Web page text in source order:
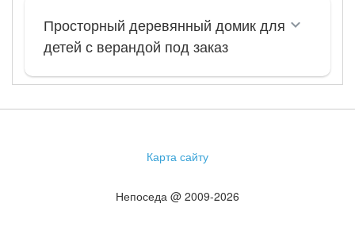
Просторный деревянный домик для
детей с верандой под заказ
Карта сайту
Непоседа @ 2009-2026